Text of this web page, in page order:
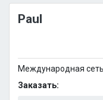
Paul
Международная
Заказать: